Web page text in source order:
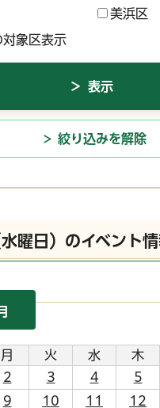
美浜区
対象区表示
絞り込みを解除
曜日）のイベント
月 火 水 木
2 3 4 5
9 10 11 12